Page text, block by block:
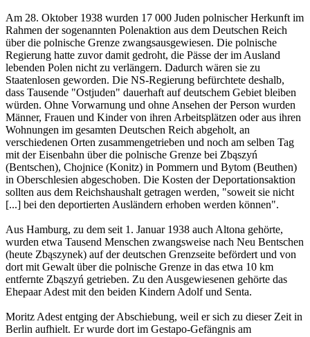
Am 28. Oktober 1938 wurden 17 000 Juden polnischer Herkunft im
Rahmen der sogenannten Polenaktion aus dem Deutschen Reich
über die polnische Grenze zwangsausgewiesen. Die polnische
Regierung hatte zuvor damit gedroht, die Pässe der im Ausland
lebenden Polen nicht zu verlängern. Dadurch wären sie zu
Staatenlosen geworden. Die NS-Regierung befürchtete deshalb,
dass Tausende "Ostjuden" dauerhaft auf deutschem Gebiet bleiben
würden. Ohne Vorwarnung und ohne Ansehen der Person wurden
Männer, Frauen und Kinder von ihren Arbeitsplätzen oder aus ihren
Wohnungen im gesamten Deutschen Reich abgeholt, an
verschiedenen Orten zusammengetrieben und noch am selben Tag
mit der Eisenbahn über die polnische Grenze bei Zbąszyń
(Bentschen), Chojnice (Konitz) in Pommern und Bytom (Beuthen)
in Oberschlesien abgeschoben. Die Kosten der Deportationsaktion
sollten aus dem Reichshaushalt getragen werden, "soweit sie nicht
[...] bei den deportierten Ausländern erhoben werden können".
Aus Hamburg, zu dem seit 1. Januar 1938 auch Altona gehörte,
wurden etwa Tausend Menschen zwangsweise nach Neu Bentschen
(heute Zbąszynek) auf der deutschen Grenzseite befördert und von
dort mit Gewalt über die polnische Grenze in das etwa 10 km
entfernte Zbąszyń getrieben. Zu den Ausgewiesenen gehörte das
Ehepaar Adest mit den beiden Kindern Adolf und Senta.
Moritz Adest entging der Abschiebung, weil er sich zu dieser Zeit in
Berlin aufhielt. Er wurde dort im Gestapo-Gefängnis am